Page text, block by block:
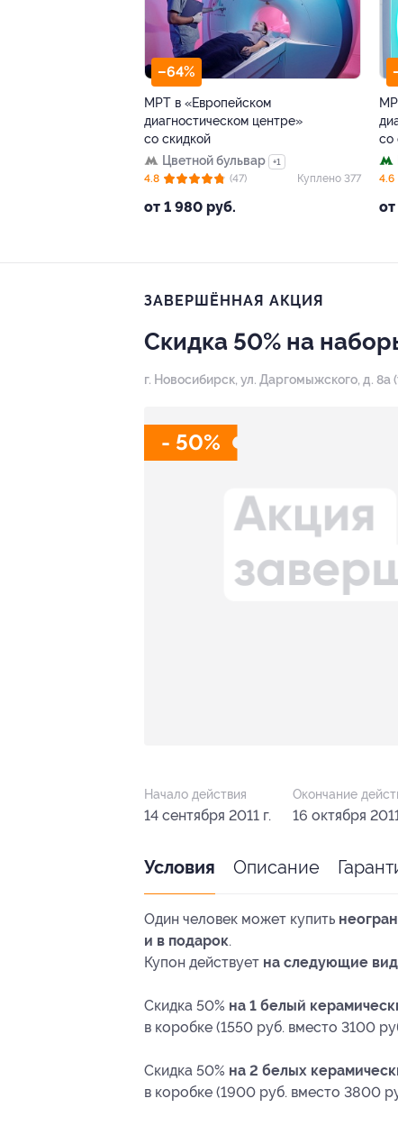
–64%
МРТ в «Европейском
диагностическом центре»
со скидкой
Цветной бульвар
+1
от 1 980 руб.
4.8 (47) Куплено 377
со
4.6
ЗАВЕРШЁННАЯ АКЦИЯ
Скидка 50% на
г. Новосибирск, ул. Даргомыжского, д. 8а
- 50%
Начало действия
14 сентября 2011 г.
Окончание
16 октября
Условия Описание
Один человек может купить
и в подарок.
Купон действует на следующие
Скидка 50% на 1 белый
в коробке (1550 руб. вместо 3100
Скидка 50% на 2 белых
в коробке (1900 руб. вместо 3800